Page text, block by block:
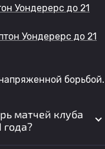
Уондерерс до 21
Уондерерс до 21
борьбой.
матчей клуба
года?